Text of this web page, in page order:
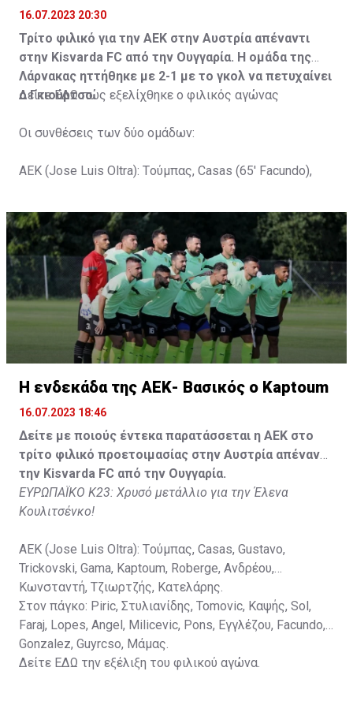
16.07.2023 20:30
Τρίτο φιλικό για την ΑΕΚ στην Αυστρία απέναντι
στην Kisvarda FC από την Ουγγαρία. Η ομάδα της
Λάρνακας ηττήθηκε με 2-1 με το γκολ να πετυχαίνει
ο Γκιούρτσο.
ΔείτεΕΔΩπώς εξελίχθηκε ο φιλικός αγώνας
Οι συνθέσεις των δύο ομάδων:
ΑΕΚ (Jose Luis Oltra): Tούμπας, Casas (65' Facundo),
Gyurcso), Κaptoum (46' Καψής (65' Mάμας), Roberge (65'
Tomovic), Aνδρέου (65' Angel) , Κωνσταντή (65' Sol),
Τζιωρτζής (65' Faraj), Κατελάρης (65' Milicevic).
Στον πάγκο: Piric, Στυλιανίδης, Tomovic, Καψής, Sol,
Faraj, Lopes, Angel, Milicevic, Pons, Εγγλέζου, Facundo,
Gonzalez, Guyrcso, Μάμας.
Κisvarda FC (Milos Kruscic): Kovacs, Navratil, Raul, Szor,
Lippai, Alic, Kormendi, Makowski, Czekus, Ilievski,
Spasic.
Στον πάγκο: Petkovic, Cipetic, Kovasic, Jovicic, Szeles,
Vida, Otvos, Lucas, Camas, Mesanovic.
H ενδεκάδα της ΑΕΚ- Βασικός ο Kaptoum
16.07.2023 18:46
Δείτε με ποιούς έντεκα παρατάσσεται η ΑΕΚ στο
τρίτο φιλικό προετοιμασίας στην Αυστρία απέναντι
την Kisvarda FC από την Ουγγαρία.
ΕΥΡΩΠΑΪΚΟ Κ23: Χρυσό μετάλλιο για την Έλενα
Κουλιτσένκο!
ΑΕΚ (Jose Luis Oltra): Tούμπας, Casas, Gustavo,
Trickovski, Gama, Κaptoum, Roberge, Aνδρέου,
Κωνσταντή, Τζιωρτζής, Κατελάρης.
Στον πάγκο: Piric, Στυλιανίδης, Tomovic, Καψής, Sol,
Faraj, Lopes, Angel, Milicevic, Pons, Εγγλέζου, Facundo,
Gonzalez, Guyrcso, Μάμας.
Δείτε ΕΔΩ την εξέλιξη του φιλικού αγώνα.